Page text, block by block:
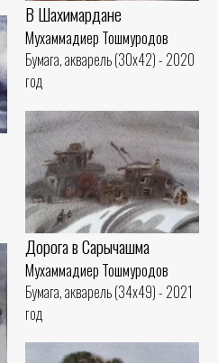
В Шахимардане
Мухаммадиер Тошмуродов
Бумага, акварель (30x42) - 2020
год
Дорога в Сарычашма
Мухаммадиер Тошмуродов
Бумага, акварель (34x49) - 2021
год